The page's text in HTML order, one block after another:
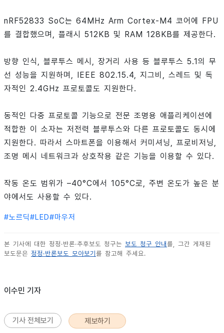
nRF52833 SoC는 64MHz Arm Cortex-M4 코어에 FPU
를 결합했으며, 플래시 512KB 및 RAM 128KB를 제공한다.
방향 인식, 블루투스 메시, 장거리 사용 등 블루투스 5.1의 무
선 성능을 지원하며, IEEE 802.15.4, 지그비, 스레드 및 독
자적인 2.4GHz 프로토콜도 지원한다.
동적인 다중 프로토콜 기능으로 전문 조명용 애플리케이션에
적합한 이 소자는 저전력 블루투스와 다른 프로토콜도 동시에
지원한다. 따라서 스마트폰을 이용해서 커미셔닝, 프로비저닝,
조명 메시 네트워크과 상호작용 같은 기능을 이용할 수 있다.
작동 온도 범위가 –40°C에서 105°C로, 주변 온도가 높은 분
야에서도 사용할 수 있다.
#노르딕#LED#마우저
본 기사에 대한 정정·반론·추후보도 청구는 보도 청구 안내 를, 그간 게재된
보도문은 정정·반론보도 모아보기 를 참고해 주세요.
이수민 기자
기사 전체보기 제보하기